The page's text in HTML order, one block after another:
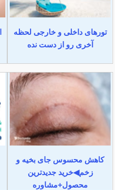
تورهای داخلی و خارجی لحظه
آخری رو از دست نده
کاهش محسوس جای بخیه و
زخم◀خرید جدیدترین
محصول+مشاوره